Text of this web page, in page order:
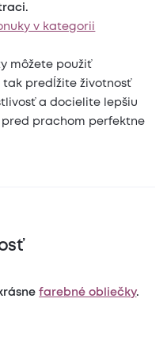
v kategorii
môžete použiť
tak predĺžite životnosť
a docielite lepšiu
pred prachom perfektne
farebné obliečky.